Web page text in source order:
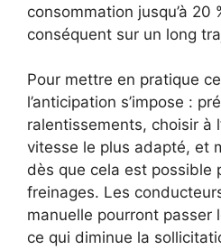
consommation jusqu’à 20
conséquent sur un long
Pour mettre en pratique
l’anticipation s’impose :
ralentissements, choisir à
vitesse le plus adapté, et
dès que cela est possible
freinages. Les
manuelle pourront passer
ce qui diminue la